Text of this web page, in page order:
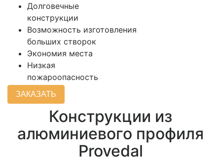
Долговечные
конструкции
Возможность изготовления
больших створок
Экономия места
Низкая
пожароопасность
ЗАКАЗАТЬ
Конструкции из
алюминиевого профиля
Provedal